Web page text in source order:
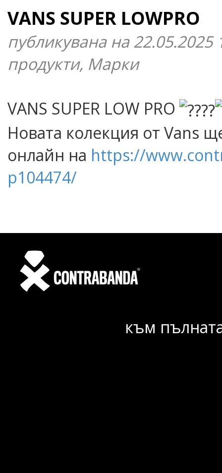
VANS SUPER LOWPRO
публикувана на
продукти, Марки
VANS SUPER LOW PRO
Новата колекция от Vans
онлайн на https://
p104474/
към